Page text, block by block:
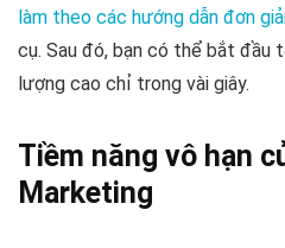
làm theo các hướng dẫn đơn
cụ. Sau đó, bạn có thể bắt đầu
lượng cao chỉ trong vài giây.
Tiềm năng vô hạn
Marketing